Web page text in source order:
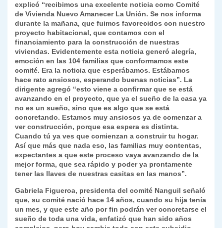
explicó “recibimos una excelente noticia como Comité
de Vivienda Nuevo Amanecer La Unión. Se nos informa
durante la mañana, que fuimos favorecidos con nuestro
proyecto habitacional, que contamos con el
financiamiento para la construcción de nuestras
viviendas. Evidentemente esta noticia generó alegría,
emoción en las 104 familias que conformamos este
comité. Era la noticia que esperábamos. Estábamos
hace rato ansiosos, esperando buenas noticias”. La
dirigente agregó “esto viene a confirmar que se está
avanzando en el proyecto, que ya el sueño de la casa ya
no es un sueño, sino que es algo que se está
concretando. Estamos muy ansiosos ya de comenzar a
ver construcción, porque esa espera es distinta.
Cuando tú ya ves que comienzan a construir tu hogar.
Así que más que nada eso, las familias muy contentas,
expectantes a que este proceso vaya avanzando de la
mejor forma, que sea rápido y poder ya prontamente
tener las llaves de nuestras casitas en las manos”.
Gabriela Figueroa, presidenta del comité Nanguil señaló
que, su comité nació hace 14 años, cuando su hija tenía
un mes, y que este año por fin podrán ver concretarse el
sueño de toda una vida, enfatizó que han sido años